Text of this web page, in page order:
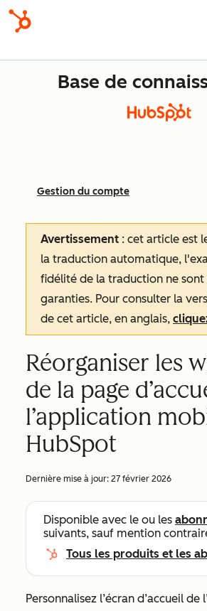
Base de
Gestion du compte
Avertissement : cet article est
la traduction automatique,
fidélité de la traduction ne sont
garanties. Pour consulter la
de cet article, en anglais,
Réorganiser les
de la page
l’application
HubSpot
Dernière mise à jour: 27 février 2026
Disponible avec le ou les
suivants, sauf mention
Tous les produits et les
Personnalisez l’écran d’accueil de